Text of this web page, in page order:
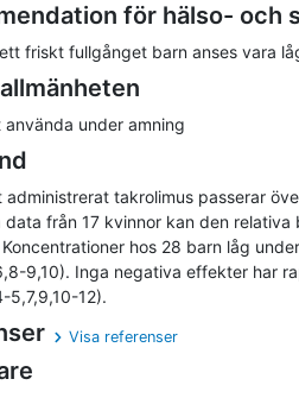
för hälso- och
friskt fullgånget barn anses vara
använda under amning
administrerat takrolimus passerar
data från 17 kvinnor kan den relativa
hos 28 barn låg
9,10). Inga negativa effekter har
5,7,9,10-12).
Visa referenser